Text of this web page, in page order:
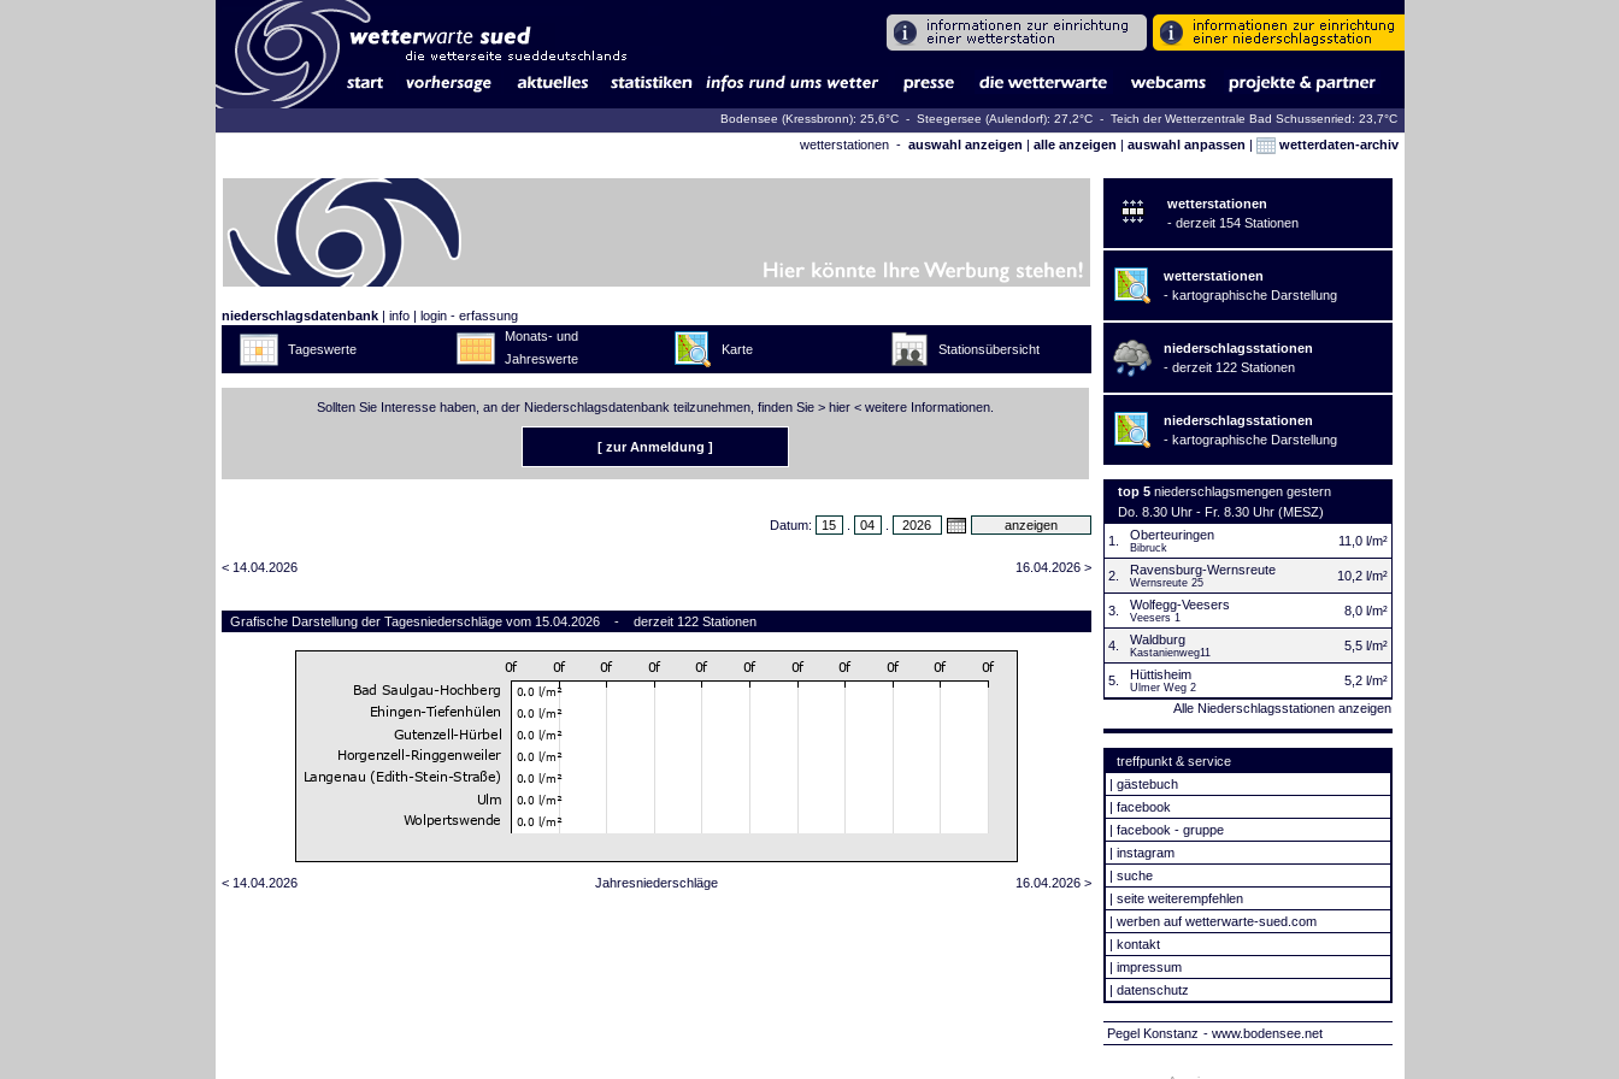
Bodensee (Kressbronn): 25,6°C - Steegersee (Aulendorf): 27,2°C - Teich der Wetterzentrale Bad Schussenried: 23,7°C
wetterstationen - auswahl anzeigen | alle anzeigen | auswahl anpassen | wetterdaten-archiv
niederschlagsdatenbank| info| login - erfassung
Tageswerte
Monats- und
Jahreswerte
Karte Stationsübersicht
Sollten Sie Interesse haben, an der Niederschlagsdatenbank teilzunehmen, finden Sie > hier< weitere Informationen.
[ zur Anmeldung ]
Datum:
< 14.04.2026 16.04.2026 >
Grafische Darstellung der Tagesniederschläge vom 15.04.2026 - derzeit 122 Stationen
< 14.04.2026 16.04.2026 >
Jahresniederschläge
wetterstationen
- derzeit 154 Stationen
wetterstationen
- kartographische Darstellung
niederschlagsstationen
- derzeit 122 Stationen
niederschlagsstationen
- kartographische Darstellung
top 5 niederschlagsmengen gestern
Do. 8.30 Uhr - Fr. 8.30 Uhr (MESZ)
1.
Oberteuringen
Bibruck 11,0 l/m²
2. Ravensburg-Wernsreute
Wernsreute 25 10,2 l/m²
3. Wolfegg-Veesers
Veesers 1 8,0 l/m²
4. Waldburg
Kastanienweg11 5,5 l/m²
5. Hüttisheim
Ulmer Weg 2
5,2 l/m²
Alle Niederschlagsstationen anzeigen
treffpunkt & service
| gästebuch
| facebook
| facebook - gruppe
| instagram
| suche
| seite weiterempfehlen
| werben auf wetterwarte-sued.com
| kontakt
| impressum
| datenschutz
Pegel Konstanz - www.bodensee.net